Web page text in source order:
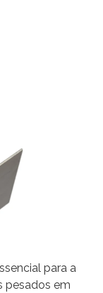
para a
pesados em